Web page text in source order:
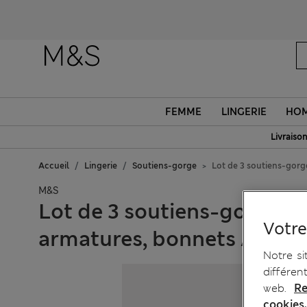
FEMME LINGERIE
Accueil Lingerie Soutiens-gorge Lot de 3 soutiens-
M&S
Lot de 3 soutiens-gorge
armatures, bonnets A à E
Notre
web.